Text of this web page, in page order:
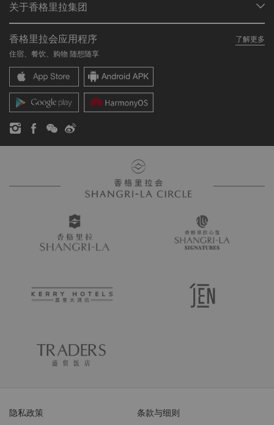
餐厅与酒吧
加入香格里拉会
常见问题
联络我们
关于香格里拉集团
我们的酒店品牌
香格里拉中心
香格里拉公寓
联系方式
职业发展
企业社会责任
新闻稿
香格里拉会应用程序
了解更多
住宿、餐饮、购物 随想随享
隐私政策 条款与细则